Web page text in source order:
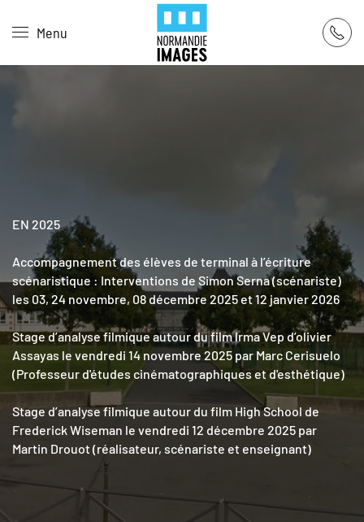
Skip to main content
Menu
EN 2025
Accompagnement des élèves de terminal à l’écriture
scénaristique : Interventions de Simon Serna (scénariste)
les 03, 24 novembre, 08 décembre 2025 et 12 janvier 2026
Stage d’analyse filmique autour du film Irma Vep d’olivier
Assayas le vendredi 14 novembre 2025 par Marc Cerisuelo
(Professeur d'études cinématographiques et d'esthétique)
Stage d’analyse filmique autour du film High School de
Frederick Wiseman le vendredi 12 décembre 2025 par
Martin Drouot (réalisateur, scénariste et enseignant)
Panneau de gestion des cookies